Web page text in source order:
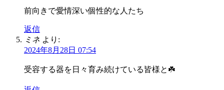
前向きで愛情深い個性的な人たち
返信
ミネ より:
2024年8月28日 07:54
受容する器を日々育み続けている皆様と☘️